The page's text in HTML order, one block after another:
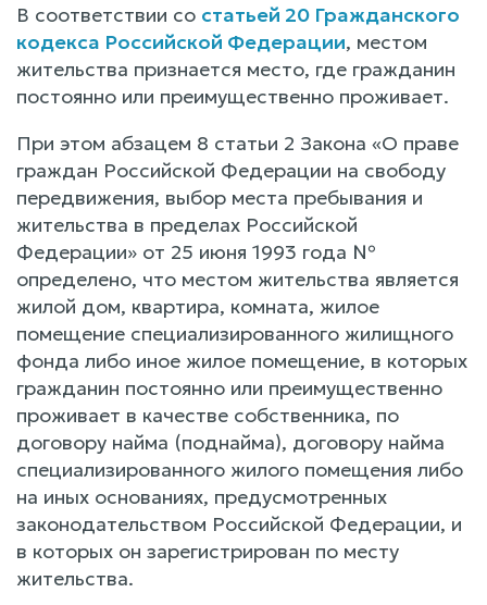
В соответствии со статьей 20 Гражданского
кодекса Российской Федерации, местом
жительства признается место, где гражданин
постоянно или преимущественно проживает.
При этом абзацем 8 статьи 2 Закона «О праве
граждан Российской Федерации на свободу
передвижения, выбор места пребывания и
жительства в пределах Российской
Федерации» от 25 июня 1993 года №
определено, что местом жительства является
жилой дом, квартира, комната, жилое
помещение специализированного жилищного
фонда либо иное жилое помещение, в которых
гражданин постоянно или преимущественно
проживает в качестве собственника, по
договору найма (поднайма), договору найма
специализированного жилого помещения либо
на иных основаниях, предусмотренных
законодательством Российской Федерации, и
в которых он зарегистрирован по месту
жительства.